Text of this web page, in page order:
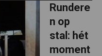
Rundere
n op
stal: hét
moment